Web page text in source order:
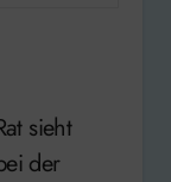
sieht
der